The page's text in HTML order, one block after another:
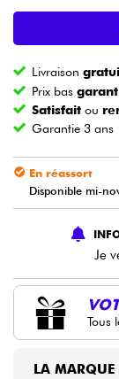
Vents
Violons &
Eveil
Câbles
Packs
Livraison
Prix bas
Satisfait ou
Garantie 3 ans
En réassort
Disponible mi-
Je
Tous
LA MARQUE